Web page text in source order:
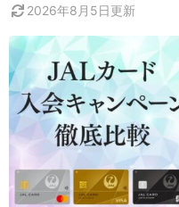
2026年8月5日更新